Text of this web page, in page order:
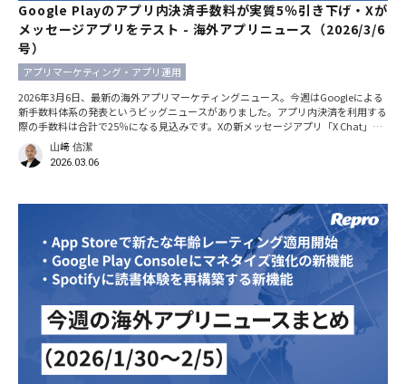
Google Playのアプリ内決済手数料が実質5％引き下げ・Xが
メッセージアプリをテスト - 海外アプリニュース（2026/3/6
号）
アプリマーケティング・アプリ運用
2026年3月6日、最新の海外アプリマーケティングニュース。今週はGoogleによる
新手数料体系の発表というビッグニュースがありました。アプリ内決済を利用する
際の手数料は合計で25％になる見込みです。Xの新メッセージアプリ「X Chat」の
テストや、ASO（アプリストア最適化）とApple Adsに特化したAIエージェントに
関する情報も紹介。 ※本記事における日時の記載は、特別な断りがない限りすべ
て現地時間です。 Googleが新手数料体系を発表。アプリ内決済の手数料を実質5％
山﨑 信潔
2026.03.06